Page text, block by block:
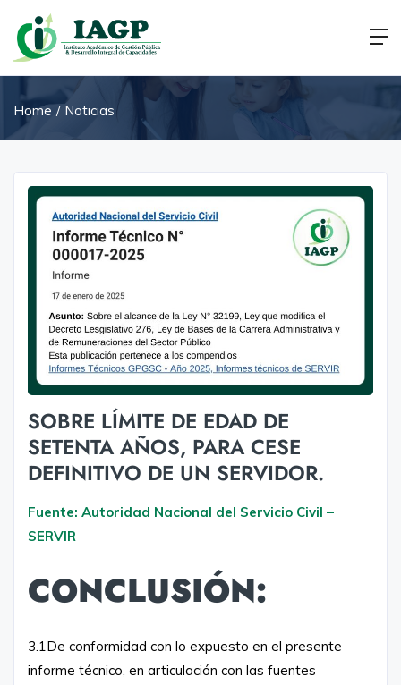
Home Noticias
SOBRE LÍMITE DE EDAD DE
SETENTA AÑOS, PARA CESE
DEFINITIVO DE UN SERVIDOR.
Fuente: Autoridad Nacional del Servicio Civil –
SERVIR
CONCLUSIÓN:
3.1De conformidad con lo expuesto en el presente
informe técnico, en articulación con las fuentes